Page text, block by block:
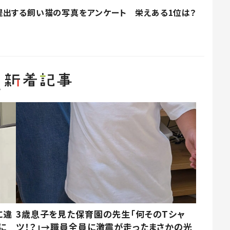
する飼い猫の写真をアンケート 栄えある1位は？
違 3歳息子を見た保育園の先生「何そのTシャ
ツ！？」→職員全員に激震が走ったまさかの光